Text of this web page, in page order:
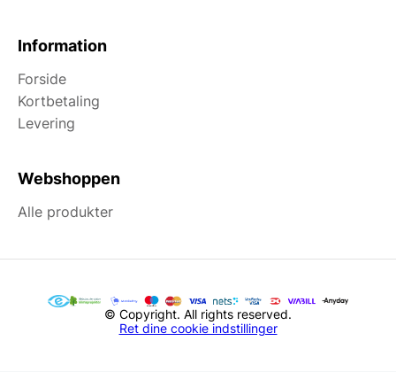
Information
Forside
Kortbetaling
Levering
Webshoppen
Alle produkter
© Copyright. All rights reserved.
Ret dine cookie indstillinger